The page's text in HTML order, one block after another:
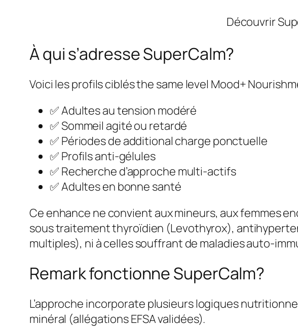
Découvrir
À qui s’adresse SuperCalm?
Voici les profils ciblés the same level Mood+
✅ Adultes au tension modéré
✅ Sommeil agité ou retardé
✅ Périodes de additional charge ponctuelle
✅ Profils anti-gélules
✅ Recherche d’approche multi-actifs
✅ Adultes en bonne santé
Ce enhance ne convient aux mineurs, aux femmes
sous traitement thyroïdien (Levothyrox),
multiples), ni à celles souffrant de maladies auto-
Remark fonctionne SuperCalm?
L’approche incorporate plusieurs logiques
minéral (allégations EFSA validées).